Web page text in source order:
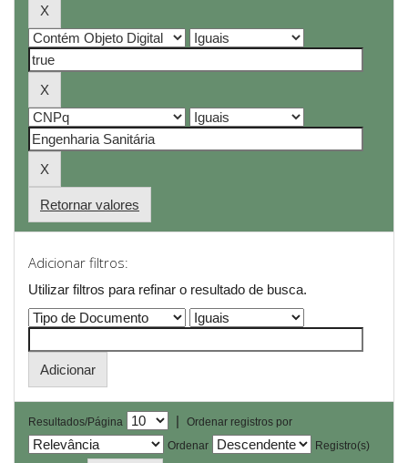
Retornar valores
Adicionar filtros:
Utilizar filtros para refinar o resultado de busca.
Resultados/Página |
Ordenar registros por
Ordenar
Registro(s)